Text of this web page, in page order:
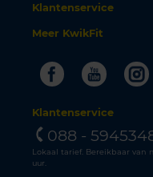
Klantenservice
Meer KwikFit
Facebook
Klantenservice
088 -
Lokaal tarief. Bereikbaar van
uur.